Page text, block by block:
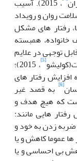
روان و رویداد
رفتار های مشکل
همبسته
قابل توجهی در علایم
[5]
، 2015)؛
رفتار های
[6] به قصد غیر
که هیچ هدف و
هایی مانند:
زدن به خود و
رفتار ها عموما کاهش و یا
بی احساسی و یا